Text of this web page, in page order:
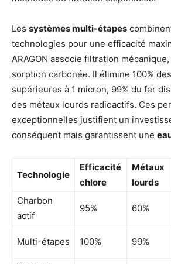
Les systèmes multi-étapes
technologies pour une efficacité
ARAGON associe filtration
sorption carbonée. Il élimine 100%
supérieures à 1 micron, 99% du fer
des métaux lourds radioactifs. Ces
exceptionnelles justifient un
conséquent mais garantissent une
Technologie
Efficacité
chlore
Métaux
lourds
Charbon
actif
95% 60%
Multi-étapes 100% 99%